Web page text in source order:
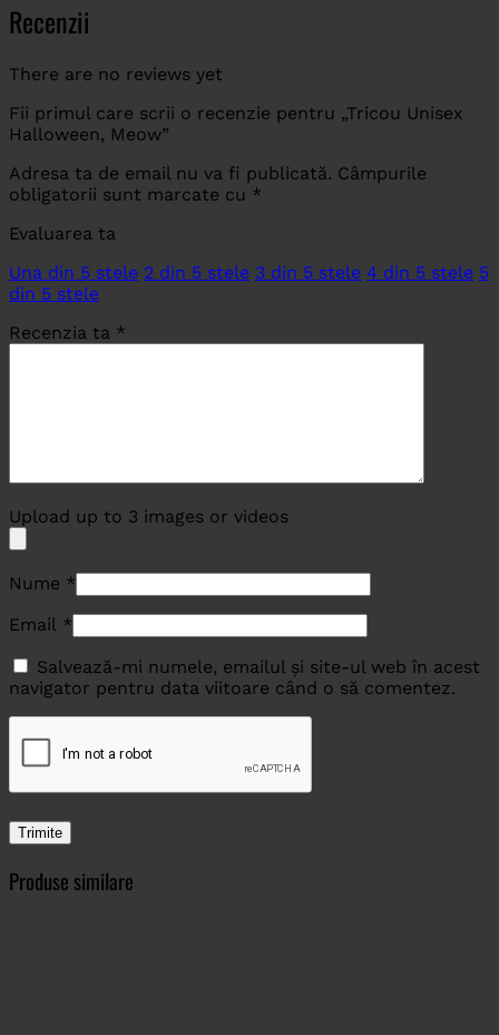
Recenzii
There are no reviews yet
Fii primul care scrii o recenzie pentru „Tricou Unisex
Halloween, Meow”
Adresa ta de email nu va fi publicată. Câmpurile
obligatorii sunt marcate cu *
Evaluarea ta
Una din 5 stele 2 din 5 stele 3 din 5 stele 4 din 5 stele 5
din 5 stele
Recenzia ta *
Upload up to 3 images or videos
Nume *
Email *
Salvează-mi numele, emailul și site-ul web în acest
navigator pentru data viitoare când o să comentez.
Produse similare